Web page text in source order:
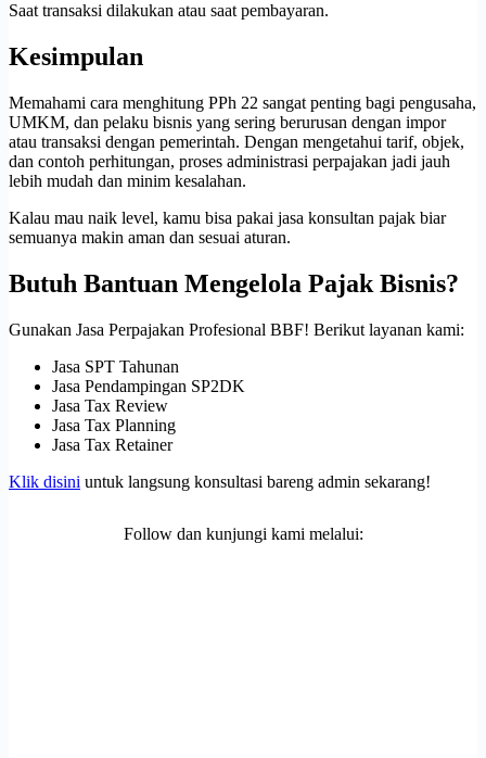
Saat transaksi dilakukan atau saat pembayaran.
Kesimpulan
Memahami cara menghitung PPh 22 sangat penting bagi pengusaha,
UMKM, dan pelaku bisnis yang sering berurusan dengan impor
atau transaksi dengan pemerintah. Dengan mengetahui tarif, objek,
dan contoh perhitungan, proses administrasi perpajakan jadi jauh
lebih mudah dan minim kesalahan.
Kalau mau naik level, kamu bisa pakai jasa konsultan pajak biar
semuanya makin aman dan sesuai aturan.
Butuh Bantuan Mengelola Pajak Bisnis?
Gunakan Jasa Perpajakan Profesional BBF! Berikut layanan kami:
Jasa SPT Tahunan
Jasa Pendampingan SP2DK
Jasa Tax Review
Jasa Tax Planning
Jasa Tax Retainer
Klik disini untuk langsung konsultasi bareng admin sekarang!
Follow dan kunjungi kami melalui: